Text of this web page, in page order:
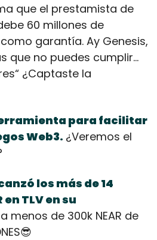
que el prestamista de
60 millones de
garantía. Ay Genesis,
que no puedes cumplir…
¿Captaste la
para facilitar
Web3. ¿Veremos el
los más de 14
en TLV en su
menos de 300k NEAR de
😎